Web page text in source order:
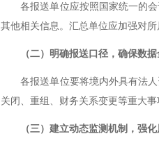
各报送单位应按照国家统一的
其他相关信息。汇总单位应加强对
（二）明确报送口径，确保数
各报送单位要将境内外具有法
关闭、重组、财务关系变更等重大
（三）建立动态监测机制，强